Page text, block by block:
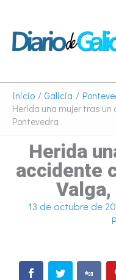
contenido
Inicio Galicia
Herida una mujer tras
Pontevedra
Herida
accidente
13 de octubre de